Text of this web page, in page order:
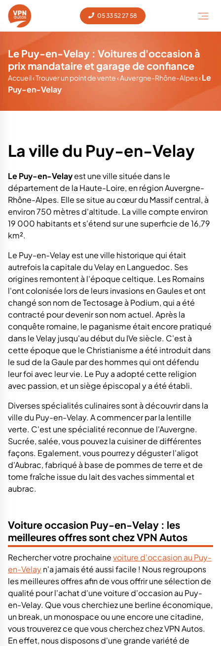
05 33 52 27 58
Le Puy-en-Velay : Voitures d'occasion à
prix mandataire et garage de confiance
Accueil‹Trouver un point de vente‹Auvergne-Rhône-Alpes‹Le
Puy-en-Velay
La ville du Puy-en-Velay
Le Puy-en-Velayest une ville située dans le
département de la Haute-Loire, en région Auvergne-
Rhône-Alpes. Elle se situe au cœur du Massif central, à
environ 750 mètres d'altitude. La ville compte environ
19 000 habitants et s'étend sur une superficie de 16,79
km².
Le Puy-en-Velay est une ville historique qui était
autrefois la capitale du Velay en Languedoc. Ses
origines remontent à l'époque celtique. Les Romains
l'ont colonisée lors de leurs invasions en Gaules et ont
changé son nom de Tectosage à Podium, qui a été
contracté pour devenir son nom actuel. Après la
conquête romaine, le paganisme était encore pratiqué
dans le Velay jusqu'au début du IVe siècle. C'est à
cette époque que le Christianisme a été introduit dans
le sud de la Gaule par des hommes qui ont défendu
leur foi avec leur vie. Le Puy a adopté cette religion
avec passion, et un siège épiscopal y a été établi.
Diverses spécialités culinaires sont à découvrir dans la
ville du Puy-en-Velay. A commencer par la lentille
verte. C'est une spécialité reconnue de l'Auvergne.
Sucrée, salée, vous pouvez la cuisiner de différentes
façons. Egalement, vous pourrez y déguster l'aligot
d'Aubrac, fabriqué à base de pommes de terre et de
tome fraîche issue du lait des vaches simmental et
aubrac.
Voiture occasion Puy-en-Velay : les
meilleures offres sont chez VPN Autos
Rechercher votre prochainevoiture d'occasion au Puy-
en-Velayn'a jamais été aussi facile ! Nous regroupons
les meilleures offres afin de vous offrir une sélection de
qualité pour l'achat d'une voiture d'occasion au Puy-
en-Velay. Que vous cherchiez une berline économique,
un break, un monospace ou une encore une citadine,
vous trouverez ce que vous cherchez chez VPN Autos.
En effet, nous disposons d'une grande variété de